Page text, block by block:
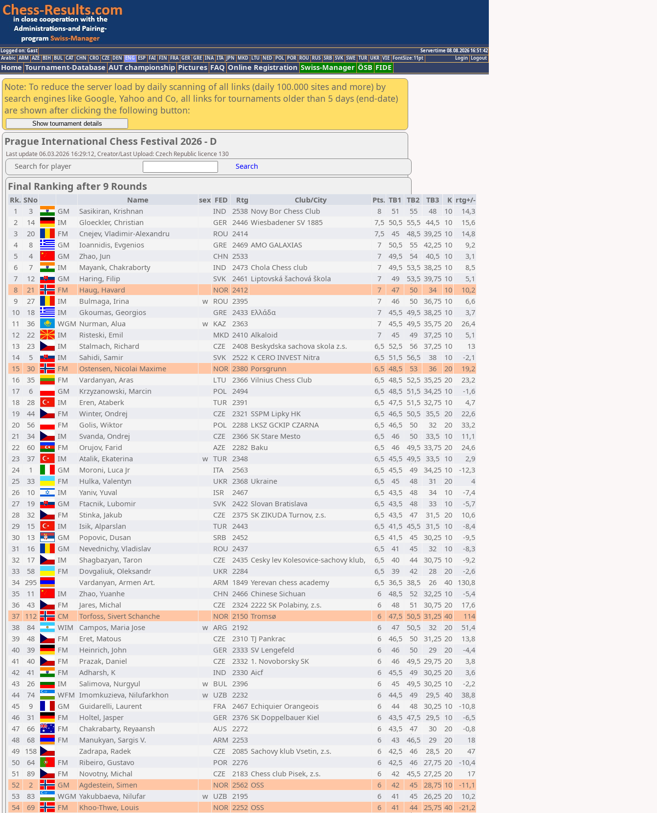
Logged on: Gast
Servertime 08.08.2026 16:51:42
Logout
Login
Arabic ARM AZE BIH BUL CAT CHN CRO CZE DEN ENG ESP FAI FIN FRA GER GRE INA ITA JPN MKD LTU NED POL POR ROU RUS SRB SVK SWE TUR UKR VIE FontSize:11pt
Home Tournament-Database AUT championship Pictures FAQ Online Registration Swiss-Manager ÖSB FIDE
Note: To reduce the server load by daily scanning of all links (daily 100.000 sites and more) by
search engines like Google, Yahoo and Co, all links for tournaments older than 5 days (end-date)
are shown after clicking the following button:
Prague International Chess Festival 2026 - D
Last update 06.03.2026 16:29:12, Creator/Last Upload: Czech Republic licence 130
Search for player Search
Final Ranking after 9 Rounds
Rk. SNo Name sex FED Rtg Club/City Pts. TB1 TB2 TB3 K rtg+/-
1
3 GM Sasikiran, Krishnan IND 2538 Novy Bor Chess Club 8 51 55 48 10
14,3
2
14 IM Gloeckler, Christian GER 2446 Wiesbadener SV 1885 7,5 50,5 55,5 44,5 10
15,6
3
20 FM Cnejev, Vladimir-Alexandru ROU 2414 7,5 45 48,5 39,25 10
14,8
4
8 GM Ioannidis, Evgenios GRE 2469 AMO GALAXIAS 7 50,5 55 42,25 10
9,2
5
4 GM Zhao, Jun CHN 2533 7 49,5 54 40,5 10
3,1
6
7 IM Mayank, Chakraborty IND 2473 Chola Chess club 7 49,5 53,5 38,25 10
8,5
7
12 GM Haring, Filip SVK 2461 Liptovská šachová škola 7 49 53,5 39,75 10
5,1
8
21 FM Haug, Havard NOR 2412 7 47 50 34 10
10,2
9
27 IM Bulmaga, Irina w ROU 2395 7 46 50 36,75 10
6,6
10
18 IM Gkoumas, Georgios GRE 2433 Ελλάδα 7 45,5 49,5 38,25 10
3,7
11
36 WGM Nurman, Alua w KAZ 2363 7 45,5 49,5 35,75 20
26,4
12
22 IM Risteski, Emil MKD 2410 Alkaloid 7 45 49 37,25 10
5,1
13
23 IM Stalmach, Richard CZE 2408 Beskydska sachova skola z.s. 6,5 52,5 56 37,25 10
13
14
5 IM Sahidi, Samir SVK 2522 K CERO INVEST Nitra 6,5 51,5 56,5 38 10
-2,1
15
30 FM Ostensen, Nicolai Maxime NOR 2380 Porsgrunn 6,5 48,5 53 36 20
19,2
16
35 FM Vardanyan, Aras LTU 2366 Vilnius Chess Club 6,5 48,5 52,5 35,25 20
23,2
17
6 GM Krzyzanowski, Marcin POL 2494 6,5 48,5 51,5 34,25 10
-1,6
18
28 IM Eren, Ataberk TUR 2391 6,5 47,5 51,5 32,75 10
4,7
19
44 FM Winter, Ondrej CZE 2321 SSPM Lipky HK 6,5 46,5 50,5 35,5 20
22,6
20
56 FM Golis, Wiktor POL 2288 LKSZ GCKIP CZARNA 6,5 46,5 50 32 20
33,2
21
34 IM Svanda, Ondrej CZE 2366 SK Stare Mesto 6,5 46 50 33,5 10
11,1
22
60 FM Orujov, Farid AZE 2282 Baku 6,5 46 49,5 33,75 20
24,6
23
37 IM Atalik, Ekaterina w TUR 2348 6,5 45,5 49,5 33,5 10
2,9
24
1 GM Moroni, Luca Jr ITA 2563 6,5 45,5 49 34,25 10
-12,3
25
33 FM Hulka, Valentyn UKR 2368 Ukraine 6,5 45 48 31 20
4
26
10 IM Yaniv, Yuval ISR 2467 6,5 43,5 48 34 10
-7,4
27
19 GM Ftacnik, Lubomir SVK 2422 Slovan Bratislava 6,5 43,5 48 33 10
-5,7
28
32 FM Stinka, Jakub CZE 2375 SK ZIKUDA Turnov, z.s. 6,5 43,5 47 31,5 20
10,6
29
15 IM Isik, Alparslan TUR 2443 6,5 41,5 45,5 31,5 10
-8,4
30
13 GM Popovic, Dusan SRB 2452 6,5 41,5 45 30,25 10
-9,5
31
16 GM Nevednichy, Vladislav ROU 2437 6,5 41 45 32 10
-8,3
32
17 IM Shagbazyan, Taron CZE 2435 Cesky lev Kolesovice-sachovy klub, 6,5 40 44 30,75 10
-9,2
33
58 FM Dovgaliuk, Oleksandr UKR 2284 6,5 39 42 28 20
-2,6
34 295 Vardanyan, Armen Art. ARM 1849 Yerevan chess academy 6,5 36,5 38,5 26 40 130,8
35
11 IM Zhao, Yuanhe CHN 2466 Chinese Sichuan 6 48,5 52 32,25 10
-5,4
36
43 FM Jares, Michal CZE 2324 2222 SK Polabiny, z.s. 6 48 51 30,75 20
17,6
37 112 CM Torfoss, Sivert Schanche NOR 2150 Tromsø 6 47,5 50,5 31,25 40
114
38
84 WIM Campos, Maria Jose w ARG 2192 6 47 50,5 32 20
51,4
39
48 FM Eret, Matous CZE 2310 TJ Pankrac 6 46,5 50 31,25 20
13,8
40
39 FM Heinrich, John GER 2333 SV Lengefeld 6 46 50 29 20
-4,4
41
40 FM Prazak, Daniel CZE 2332 1. Novoborsky SK 6 46 49,5 29,75 20
3,8
42
41 FM Adharsh, K IND 2330 Aicf 6 45,5 49 30,25 20
3,6
43
26 IM Salimova, Nurgyul w BUL 2396 6 45 49,5 30,25 10
-2,2
44
74 WFM Imomkuzieva, Nilufarkhon w UZB 2232 6 44,5 49 29,5 40
38,8
45
9 GM Guidarelli, Laurent FRA 2467 Echiquier Orangeois 6 44 48 30,25 10
-10,8
46
31 FM Holtel, Jasper GER 2376 SK Doppelbauer Kiel 6 43,5 47,5 29,5 10
-6,5
47
66 FM Chakrabarty, Reyaansh AUS 2272 6 43,5 47 30 20
-0,8
48
68 FM Manukyan, Sargis V. ARM 2253 6 43 46,5 29 20
18
49 158 Zadrapa, Radek CZE 2085 Sachovy klub Vsetin, z.s. 6 42,5 46 28,5 20
47
50
64 FM Ribeiro, Gustavo POR 2276 6 42,5 46 27,75 20
-10,4
51
89 FM Novotny, Michal CZE 2183 Chess club Pisek, z.s. 6 42 45,5 27,25 20
17
52
2 GM Agdestein, Simen NOR 2562 OSS 6 42 45 28,75 10
-11,1
53
83 WGM Yakubbaeva, Nilufar w UZB 2195 6 41 45 26,25 20
10,2
54
69 FM Khoo-Thwe, Louis NOR 2252 OSS 6 41 44 25,75 40
-21,2